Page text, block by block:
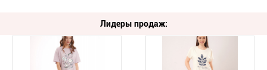
Лидеры продаж: